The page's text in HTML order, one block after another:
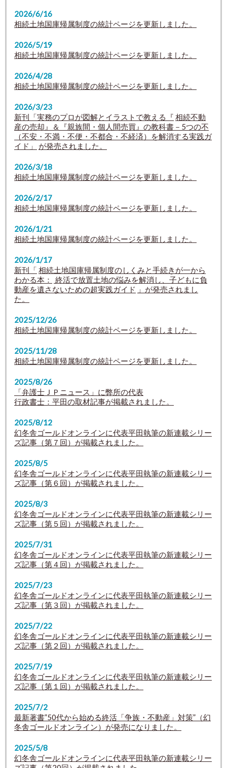
2026/6/16
相続土地国庫帰属制度の統計ページを更新しました。
2026/5/19
相続土地国庫帰属制度の統計ページを更新しました。
2026/4/28
相続土地国庫帰属制度の統計ページを更新しました。
2026/3/23
新刊「実務のプロが図解とイラストで教える『 相続不動
産の売却』＆『親族間・個人間売買』の教科書－5つの不
（不安・不満・不便・不都合・不経済）を解消する実践ガ
イド」
が発売されました。
2026/3/18
相続土地国庫帰属制度の統計ページを更新しました。
2026/2/17
相続土地国庫帰属制度の統計ページを更新しました。
2026/1/21
相続土地国庫帰属制度の統計ページを更新しました。
2026/1/17
新刊「 相続土地国庫帰属制度のしくみと手続きが一から
わかる本：
終活で放置土地の悩みを解消し、子どもに負
動産を遺さないための超実践ガイド 」が発売されまし
た。
2025/12/26
相続土地国庫帰属制度の統計ページを更新しました。
2025/11/28
相続土地国庫帰属制度の統計ページを更新しました。
2025/8/26
「弁護士ＪＰニュース」に弊所の代表
行政書士：平田の取材記事が掲載されました。
2025/8/12
幻冬舎ゴールドオンラインに代表平田執筆の新連載シリー
ズ記事（第７回）が掲載されました。
2025/8/5
幻冬舎ゴールドオンラインに代表平田執筆の新連載シリー
ズ記事（第６回）が掲載されました。
2025/8/3
幻冬舎ゴールドオンラインに代表平田執筆の新連載シリー
ズ記事（第５回）が掲載されました。
2025/7/31
幻冬舎ゴールドオンラインに代表平田執筆の新連載シリー
ズ記事（第４回）が掲載されました。
2025/7/23
幻冬舎ゴールドオンラインに代表平田執筆の新連載シリー
ズ記事（第３回）が掲載されました。
2025/7/22
幻冬舎ゴールドオンラインに代表平田執筆の新連載シリー
ズ記事（第２回）が掲載されました。
2025/7/19
幻冬舎ゴールドオンラインに代表平田執筆の新連載シリー
ズ記事（第１回）が掲載されました。
2025/7/2
最新著書”50代から始める終活「争族・不動産」対策” （幻
冬舎ゴールドオンライン） が発売になりました。
2025/5/8
幻冬舎ゴールドオンラインに代表平田執筆の新連載シリー